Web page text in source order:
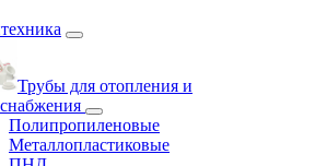
Трубы для отопления и
Полипропиленовые
Металлопластиковые